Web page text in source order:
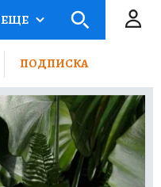
ЕЩЕ
ПОДПИСКА